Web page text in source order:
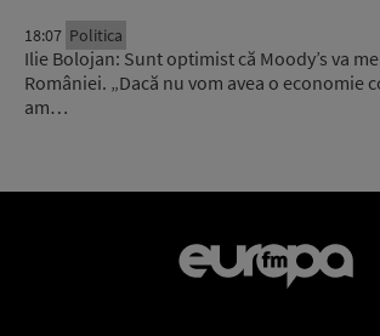
18:07 Politica
Ilie Bolojan: Sunt optimist că Moody’s va
României. „Dacă nu vom avea o economie
am…